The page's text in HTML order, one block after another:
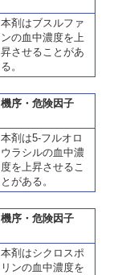
本剤はブスルファ
ンの血中濃度を上
昇させることがあ
る。
機序・危険因子
本剤は5-フルオロ
ウラシルの血中濃
度を上昇させるこ
とがある。
機序・危険因子
本剤はシクロスポ
リンの血中濃度を